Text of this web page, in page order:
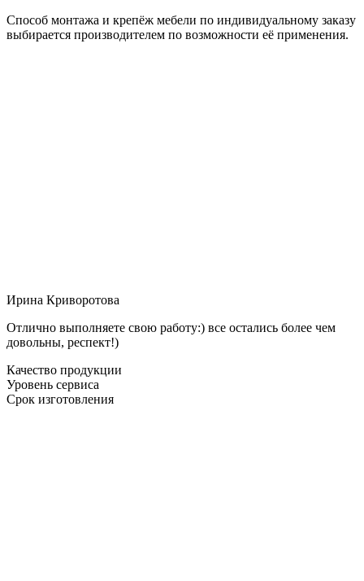
Способ монтажа и крепёж мебели по индивидуальному заказу
выбирается производителем по возможности её применения.
Ирина Криворотова
Отлично выполняете свою работу:) все остались более чем
довольны, респект!)
Качество продукции
Уровень сервиса
Срок изготовления